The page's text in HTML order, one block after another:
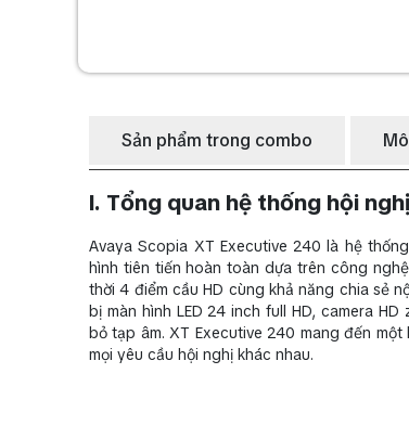
Sản phẩm trong combo
I. Tổng quan hệ thống hội
Avaya Scopia XT Executive 240 là hệ
hình tiên tiến hoàn toàn dựa trên công
thời 4 điểm cầu HD cùng khả năng chia sẻ
bị màn hình LED 24 inch full HD, camera
bỏ tạp âm. XT Executive 240 mang đến
mọi yêu cầu hội nghị khác nhau.